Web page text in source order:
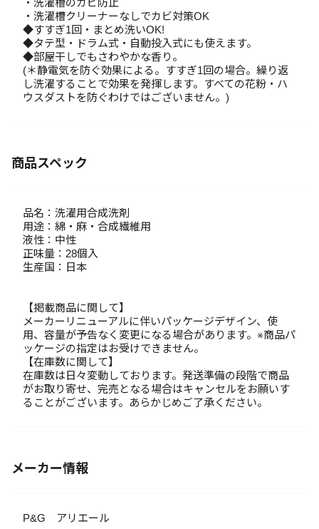
・洗濯槽のカビ防止
・洗濯槽クリーナーなしでカビ対策OK
◆すすぎ1回・まとめ洗いOK!
◆タテ型・ドラム式・自動投入式にも使えます。
◆部屋干しでもさわやかな香り。
(＊静電気を防ぐ効果による。すすぎ1回の場合。繰り返
し洗濯することで効果を発揮します。すべての花粉・ハ
ウスダストを防ぐわけではございません。)
商品スペック
品名：洗濯用合成洗剤
用途：綿・麻・合成繊維用
液性：中性
正味量：28個入
生産国：日本
【掲載商品に関して】
メーカーリニューアルに伴いパッケージデザイン、使
用、容量が予告なく変更になる場合があります。※商品パ
ッケージの指定はお受けできません。
【在庫数に関して】
在庫数は日々変動しております。発送準備の段階で商品
がお取り寄せ、完売となる場合はキャンセルをお願いす
ることがございます。あらかじめご了承ください。
メーカー情報
P&G アリエール